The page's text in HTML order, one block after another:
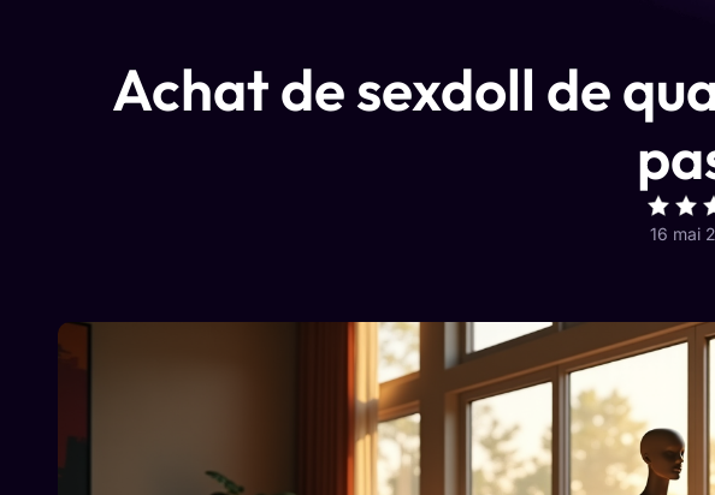
Achat de sexdoll de
16 mai